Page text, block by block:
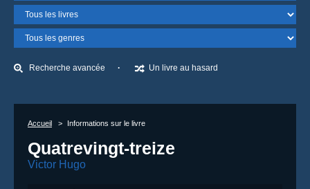
Format
Genre
Recherche avancée Un livre au hasard
Accueil Informations sur le livre
Quatrevingt-treize
Victor Hugo